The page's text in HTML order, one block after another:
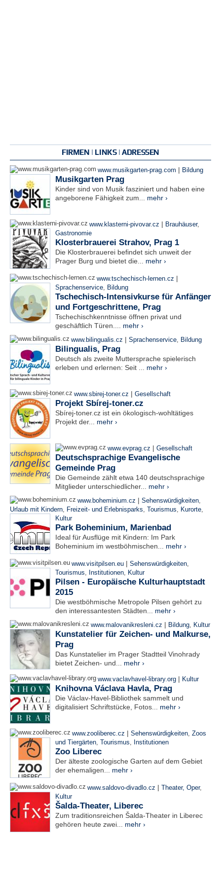
FIRMEN | LINKS | ADRESSEN
www.musikgarten-prag.com | Bildung
Musikgarten Prag
Kinder sind von Musik fasziniert und haben eine
angeborene Fähigkeit zum... mehr ›
www.klasterni-pivovar.cz | Brauhäuser,
Gastronomie
Klosterbrauerei Strahov, Prag 1
Die Klosterbrauerei befindet sich unweit der
Prager Burg und bietet die... mehr ›
www.tschechisch-lernen.cz |
Sprachenservice, Bildung
Tschechisch-Intensivkurse für Anfänger
und Fortgeschrittene, Prag
Tschechischkenntnisse öffnen privat und
geschäftlich Türen.... mehr ›
www.bilingualis.cz | Sprachenservice, Bildung
Bilingualis, Prag
Deutsch als zweite Muttersprache spielerisch
erleben und erlernen: Seit ... mehr ›
www.sbirej-toner.cz | Gesellschaft
Projekt Sbírej-toner.cz
Sbírej-toner.cz ist ein ökologisch-wohltätiges
Projekt der... mehr ›
www.evprag.cz | Gesellschaft
Deutschsprachige Evangelische
Gemeinde Prag
Die Gemeinde zählt etwa 140 deutschsprachige
Mitglieder unterschiedlicher... mehr ›
www.boheminium.cz | Sehenswürdigkeiten,
Urlaub mit Kindern, Freizeit- und Erlebnisparks, Tourismus, Kurorte,
Kultur
Park Boheminium, Marienbad
Ideal für Ausflüge mit Kindern: Im Park
Boheminium im westböhmischen... mehr ›
www.visitpilsen.eu | Sehenswürdigkeiten,
Tourismus, Institutionen, Kultur
Pilsen - Europäische Kulturhauptstadt
2015
Die westböhmische Metropole Pilsen gehört zu
den interessantesten Städten... mehr ›
www.malovanikresleni.cz | Bildung, Kultur
Kunstatelier für Zeichen- und Malkurse,
Prag
Das Kunstatelier im Prager Stadtteil Vinohrady
bietet Zeichen- und... mehr ›
www.vaclavhavel-library.org | Kultur
Knihovna Václava Havla, Prag
Die Václav-Havel-Bibliothek sammelt und
digitalisiert Schriftstücke, Fotos... mehr ›
www.zooliberec.cz | Sehenswürdigkeiten, Zoos
und Tiergärten, Tourismus, Institutionen
Zoo Liberec
Der älteste zoologische Garten auf dem Gebiet
der ehemaligen... mehr ›
www.saldovo-divadlo.cz | Theater, Oper,
Kultur
Šalda-Theater, Liberec
Zum traditionsreichen Šalda-Theater in Liberec
gehören heute zwei... mehr ›